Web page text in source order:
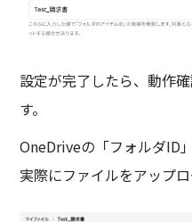
設定が完了したら、動作
す。
OneDriveの「フォルダID
実際にファイルをアップロ